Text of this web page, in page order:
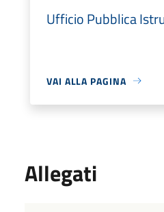
Ufficio Pubblica
VAI ALLA PAGINA
Allegati